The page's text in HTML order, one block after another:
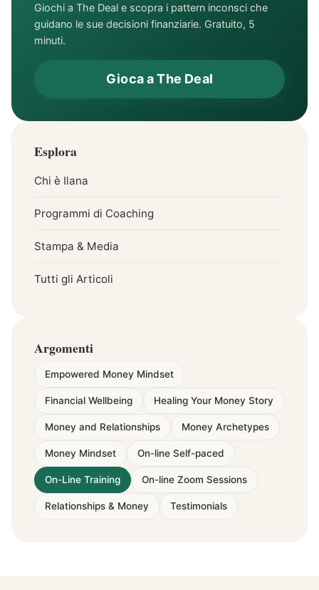
Giochi a The Deal e scopra i pattern inconsci che
guidano le sue decisioni finanziarie. Gratuito, 5
minuti.
Gioca a The Deal
Esplora
Chi è Ilana
Programmi di Coaching
Stampa & Media
Tutti gli Articoli
Argomenti
Empowered Money Mindset
Financial Wellbeing Healing Your Money Story
Money and Relationships Money Archetypes
Money Mindset On-line Self-paced
On-Line Training On-line Zoom Sessions
Relationships & Money Testimonials